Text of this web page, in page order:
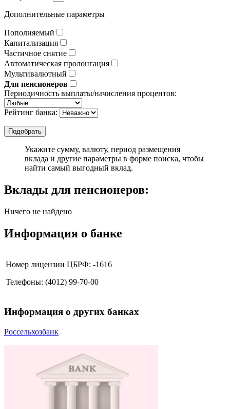
Дополнительные параметры
Пополняемый
Капитализация
Частичное снятие
Автоматическая пролонгация
Мультивалютный
Для пенсионеров
Периодичность выплаты/начисления процентов:
Рейтинг банка:
Укажите сумму, валюту, период размещения
вклада и другие параметры в форме поиска, чтобы
найти самый выгодный вклад.
Вклады для пенсионеров:
Ничего не найдено
Информация о банке
Номер лицензии ЦБРФ: -1616
Телефоны: (4012) 99-70-00
Информация о других банках
Россельхозбанк